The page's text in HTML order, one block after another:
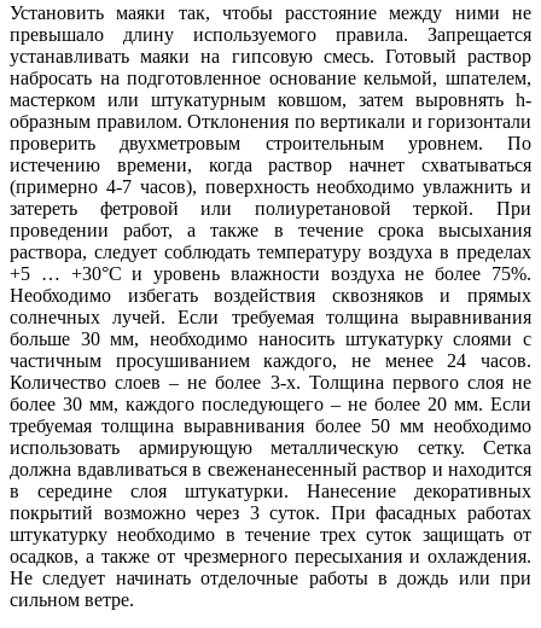
Установить маяки так, чтобы расстояние между ними не
превышало длину используемого правила. Запрещается
устанавливать маяки на гипсовую смесь. Готовый раствор
набросать на подготовленное основание кельмой, шпателем,
мастерком или штукатурным ковшом, затем выровнять h-
образным правилом. Отклонения по вертикали и горизонтали
проверить двухметровым строительным уровнем. По
истечению времени, когда раствор начнет схватываться
(примерно 4-7 часов), поверхность необходимо увлажнить и
затереть фетровой или полиуретановой теркой. При
проведении работ, а также в течение срока высыхания
раствора, следует соблюдать температуру воздуха в пределах
+5 … +30°С и уровень влажности воздуха не более 75%.
Необходимо избегать воздействия сквозняков и прямых
солнечных лучей. Если требуемая толщина выравнивания
больше 30 мм, необходимо наносить штукатурку слоями с
частичным просушиванием каждого, не менее 24 часов.
Количество слоев – не более 3-х. Толщина первого слоя не
более 30 мм, каждого последующего – не более 20 мм. Если
требуемая толщина выравнивания более 50 мм необходимо
использовать армирующую металлическую сетку. Сетка
должна вдавливаться в свеженанесенный раствор и находится
в середине слоя штукатурки. Нанесение декоративных
покрытий возможно через 3 суток. При фасадных работах
штукатурку необходимо в течение трех суток защищать от
осадков, а также от чрезмерного пересыхания и охлаждения.
Не следует начинать отделочные работы в дождь или при
сильном ветре.